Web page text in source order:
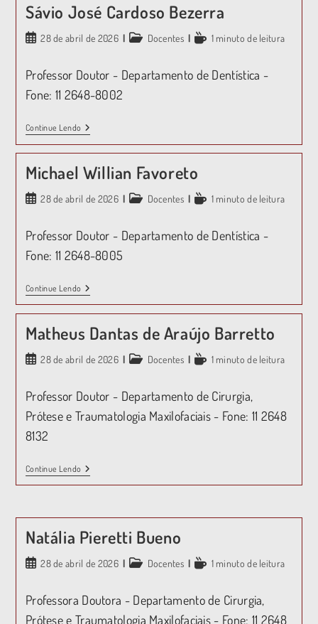
Sávio José Cardoso Bezerra
28 de abril de 2026 Docentes 1 minuto de leitura
Professor Doutor - Departamento de Dentística -
Fone: 11 2648-8002
Continue Lendo
Michael Willian Favoreto
28 de abril de 2026 Docentes 1 minuto de leitura
Professor Doutor - Departamento de Dentística -
Fone: 11 2648-8005
Continue Lendo
Matheus Dantas de Araújo Barretto
28 de abril de 2026 Docentes 1 minuto de leitura
Professor Doutor - Departamento de Cirurgia,
Prótese e Traumatologia Maxilofaciais - Fone: 11 2648
8132
Continue Lendo
Natália Pieretti Bueno
28 de abril de 2026 Docentes 1 minuto de leitura
Professora Doutora - Departamento de Cirurgia,
Prótese e Traumatologia Maxilofaciais - Fone: 11 2648